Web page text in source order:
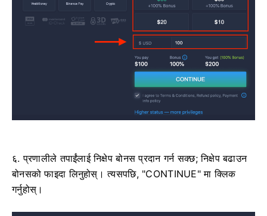
६. प्रणालीले तपाईंलाई निक्षेप बोनस प्रदान गर्न सक्छ; निक्षेप बढाउन
बोनसको फाइदा लिनुहोस्। त्यसपछि, "CONTINUE" मा क्लिक
गर्नुहोस्।